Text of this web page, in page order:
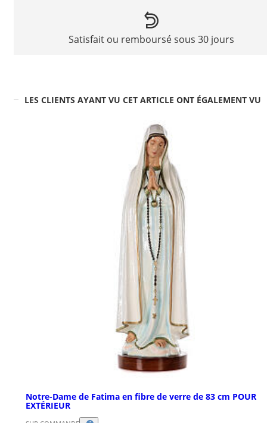
Satisfait ou remboursé sous 30 jours
LES CLIENTS AYANT VU CET ARTICLE ONT ÉGALEMENT VU
Notre-Dame de Fatima en fibre de verre de 83 cm POUR
EXTÉRIEUR